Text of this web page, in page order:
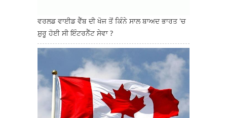
ਵਰਲਡ ਵਾਈਡ ਵੈੱਬ ਦੀ ਖੋਜ ਤੋਂ ਕਿੰਨੇ ਸਾਲ ਬਾਅਦ ਭਾਰਤ 'ਚ
ਸ਼ੁਰੂ ਹੋਈ ਸੀ ਇੰਟਰਨੈੱਟ ਸੇਵਾ ?